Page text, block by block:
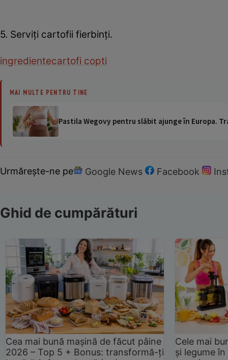
5. Serviţi cartofii fierbinţi.
ingredientecartofi copti
MAI MULTE PENTRU TINE
Pastila Wegovy pentru slăbit ajunge în Europa.
Urmărește-ne pe Google News Facebook
Ghid de cumpărături
Cea mai bună mașină de făcut pâine
2026 – Top 5 + Bonus: transformă-ți
Cele mai
și legume